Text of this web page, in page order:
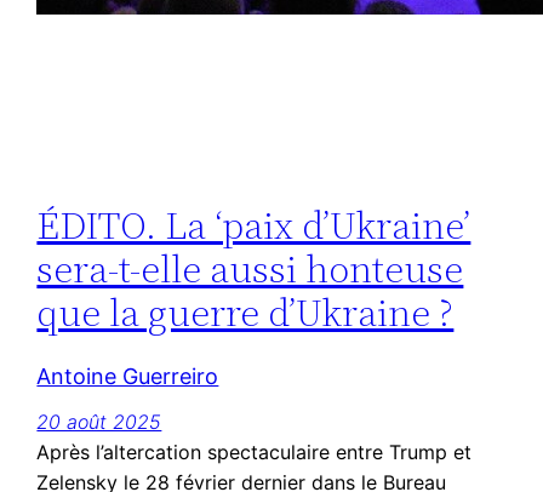
ÉDITO. La ‘paix d’Ukraine’
sera-t-elle aussi honteuse
que la guerre d’Ukraine ?
Antoine Guerreiro
20 août 2025
Après l’altercation spectaculaire entre Trump et
Zelensky le 28 février dernier dans le Bureau